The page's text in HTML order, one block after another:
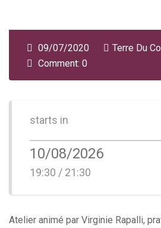
09/07/2020
Terre Du
Comment: 0
starts in
10/08/2026
19:30 / 21:30
Atelier animé par Virginie Rapalli,